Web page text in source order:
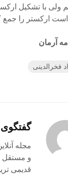
ولی با تشکیل
ارکستر را جمع
آرمان
فخرالدینی
و مستقل
قدیمی